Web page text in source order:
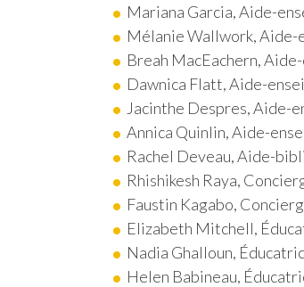
Mariana Garcia, Aide-
Mélanie Wallwork, Aide-
Breah MacEachern,
Dawnica Flatt, Aide-
Jacinthe Despres, Aide-
Annica Quinlin, Aide-
Rachel Deveau, Aide-
Rhishikesh Raya,
Faustin Kagabo,
Elizabeth Mitchell,
Nadia Ghalloun,
Helen Babineau,